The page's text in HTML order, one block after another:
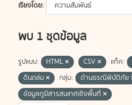
เรียงโดย
พบ 1 ชุดข้อมูล
รูปแบบ: HTML CSV แท็ค:
ดินถล่ม
กลุ่ม: ด้านธรณีพิบัติภัย
ข้อมูลภูมิสารสนเทศเชิงพื้นที่